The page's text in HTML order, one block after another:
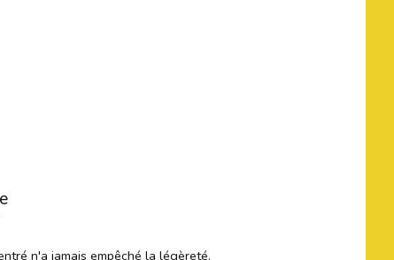
n'a jamais empêché la légèreté.